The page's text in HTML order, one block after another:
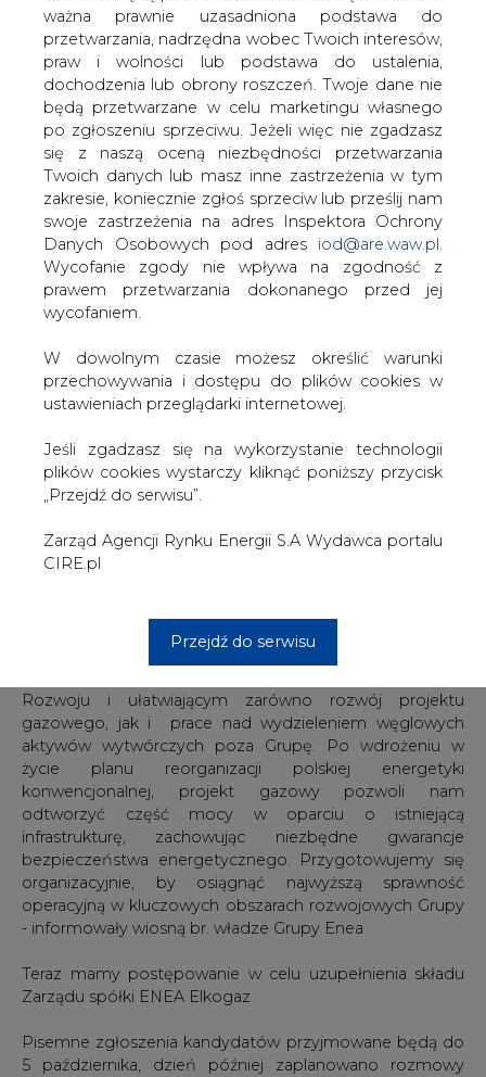
będą przetwarzane w celu marketingu własnego
po zgłoszeniu sprzeciwu. Jeżeli więc nie zgadzasz
się z naszą oceną niezbędności przetwarzania
Twoich danych lub masz inne zastrzeżenia w tym
zakresie, koniecznie zgłoś sprzeciw lub prześlij nam
swoje zastrzeżenia na adres Inspektora Ochrony
Danych Osobowych pod adresiod@are.waw.pl.
Wycofanie zgody nie wpływa na zgodność z
prawem przetwarzania dokonanego przed jej
wycofaniem.
W dowolnym czasie możesz określić warunki
przechowywania i dostępu do plików cookies w
ustawieniach przeglądarki internetowej.
Jeśli zgadzasz się na wykorzystanie technologii
plików cookies wystarczy kliknąć poniższy przycisk
„Przejdź do serwisu”.
Zarząd Agencji Rynku Energii S.A Wydawca portalu
CIRE.pl
Przejdź do serwisu
Zarządu ds. Operacyjnych
Zgodnie ze Strategią Rozwoju, Grupa Enea kontynuuje
przygotowania do realizacji projektu budowy bloków
energetycznych CCGT na terenie Elektrowni Kozienice.
Powołana w marcu spółka celowa o nazwie Enea
Elkogaz zajmie się odtworzeniem mocy wytwórczych
bloków klasy 200 MW w oparciu o technologię spalania
paliwa gazowego. To jedna ze strategicznych inwestycji
Grupy w procesie racjonalnej transformacji koncernu
energetycznego. Bloki gazowe mają być niskoemisyjnym
źródłem energii wzmacniającym bezpieczeństwo
energetyczne i wspierającym w fazie przejściowej
W tej chwili Spółka ma 1 osobowy Zarząd, Prezesem jest
Robert Niewierski
Wcześniej był on zaangażowany m.in. w prace nad
budową elektrowni Ostrołęka C, a także był kierownikiem
projektu w spółce PGE EJ 1 odpowiedzialnej za budowę
Powołana spółka celowa Enea Elkogaz jest ważnym
gazowego, jak i prace nad wydzieleniem węglowych
konwencjonalnej, projekt gazowy pozwoli nam
odtworzyć część mocy w oparciu o istniejącą
infrastrukturę, zachowując niezbędne gwarancje
bezpieczeństwa energetycznego. Przygotowujemy się
organizacyjnie, by osiągnąć najwyższą sprawność
operacyjną w kluczowych obszarach rozwojowych Grupy
- informowały wiosną br. władze Grupy Enea
Teraz mamy postępowanie w celu uzupełnienia składu
Zarządu spółki ENEA Elkogaz
5 października, dzień później zaplanowano rozmowy
kwalifikacyjne.